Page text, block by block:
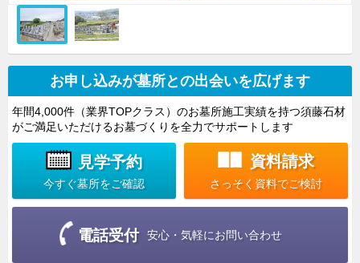
お申し込みが墓所との出会いを広げます
年間4,000件（業界TOPクラス）のお墓所施工実績を持つ須藤石材
がご満足いただけるお墓づくりを全力でサポートします
見学予約
今すぐ墓所をご確認
資料請求
さっそく資料でご検討
電話受付 安心・気軽にお問い合わせ